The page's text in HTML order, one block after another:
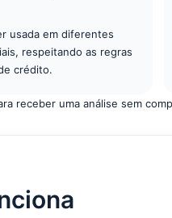
usada em diferentes
respeitando as regras
crédito.
receber uma análise sem